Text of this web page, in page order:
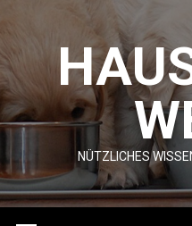
content
NÜTZLICHES